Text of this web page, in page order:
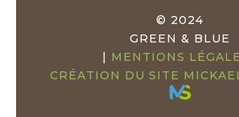
© 2024
GREEN & BLUE
MENTIONS
CRÉATION DU SITE